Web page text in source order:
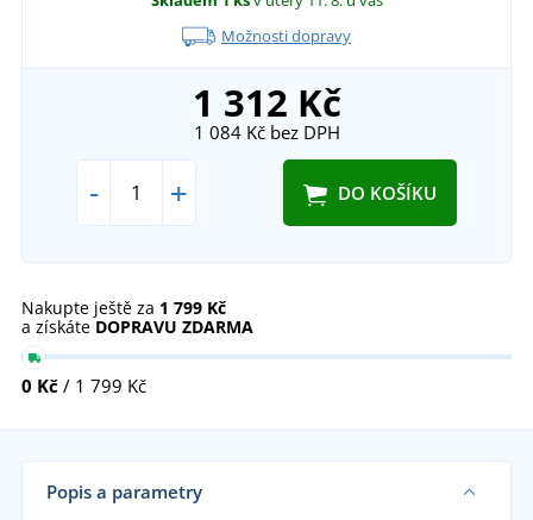
Možnosti dopravy
1 312 Kč
1 084 Kčbez DPH
- + DO KOŠÍKU
Nakupte ještě za 1 799 Kč
a získáte DOPRAVU ZDARMA
0 Kč / 1 799 Kč
Popis a parametry